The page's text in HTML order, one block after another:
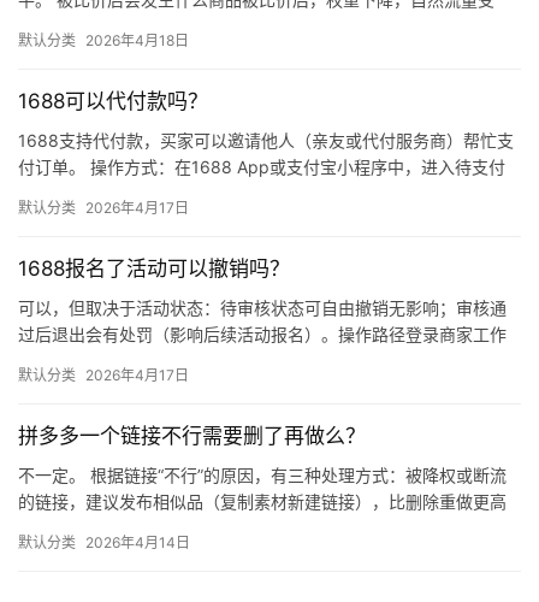
网价格…
默认分类 2026年4月18日
1688可以代付款吗？
1688支持代付款，买家可以邀请他人（亲友或代付服务商）帮忙支
付订单。 操作方式：在1688 App或支付宝小程序中，进入待支付
默认分类 2026年4月17日
1688报名了活动可以撤销吗？
可以，但取决于活动状态：待审核状态可自由撤销无影响；审核通
过后退出会有处罚（影响后续活动报名）。操作路径登录商家工作
默认分类 2026年4月17日
拼多多一个链接不行需要删了再做么？
不一定。 根据链接“不行”的原因，有三种处理方式：被降权或断流
的链接，建议发布相似品（复制素材新建链接），比删除重做更高
市…
默认分类 2026年4月14日